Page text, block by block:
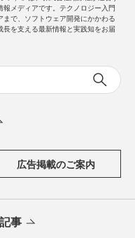
報メディアです。テクノロジー入門
で、ソフトウェア開発にかかわる
長を支える最新情報と実践知をお届
広告掲載のご案内
記事